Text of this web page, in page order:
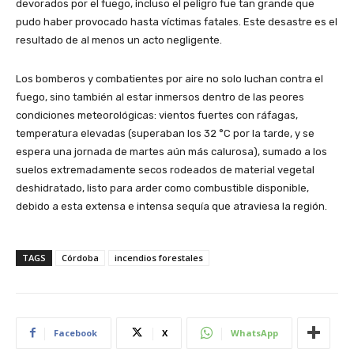
devorados por el fuego, incluso el peligro fue tan grande que
pudo haber provocado hasta víctimas fatales. Este desastre es el
resultado de al menos un acto negligente.
Los bomberos y combatientes por aire no solo luchan contra el
fuego, sino también al estar inmersos dentro de las peores
condiciones meteorológicas: vientos fuertes con ráfagas,
temperatura elevadas (superaban los 32 °C por la tarde, y se
espera una jornada de martes aún más calurosa), sumado a los
suelos extremadamente secos rodeados de material vegetal
deshidratado, listo para arder como combustible disponible,
debido a esta extensa e intensa sequía que atraviesa la región.
TAGS Córdoba incendios forestales
Facebook X WhatsApp